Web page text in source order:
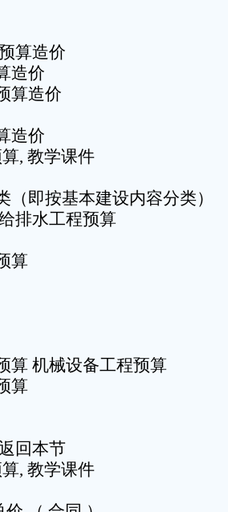
算造价
造价
算造价
造价
, 教学课件
（即按基本建设内容分类）
排水工程预算
算
算 机械设备工程预算
算
回本节
, 教学课件